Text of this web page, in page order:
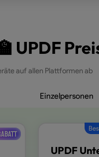
UPDF
auf allen Plattformen ab
Einzelpersonen
UPDF